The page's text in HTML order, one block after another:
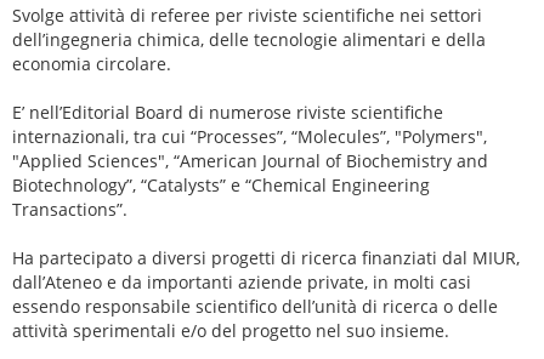
Svolge attività di referee per riviste scientifiche nei settori
dell’ingegneria chimica, delle tecnologie alimentari e della
economia circolare.
E’ nell’Editorial Board di numerose riviste scientifiche
internazionali, tra cui “Processes”, “Molecules”, "Polymers",
"Applied Sciences", “American Journal of Biochemistry and
Biotechnology”, “Catalysts” e “Chemical Engineering
Transactions”.
Ha partecipato a diversi progetti di ricerca finanziati dal MIUR,
dall’Ateneo e da importanti aziende private, in molti casi
essendo responsabile scientifico dell’unità di ricerca o delle
attività sperimentali e/o del progetto nel suo insieme.